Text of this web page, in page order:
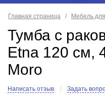
Главная страница Мебель
Тумба с
Etna 120 см,
Moro
Написать отзыв Задать